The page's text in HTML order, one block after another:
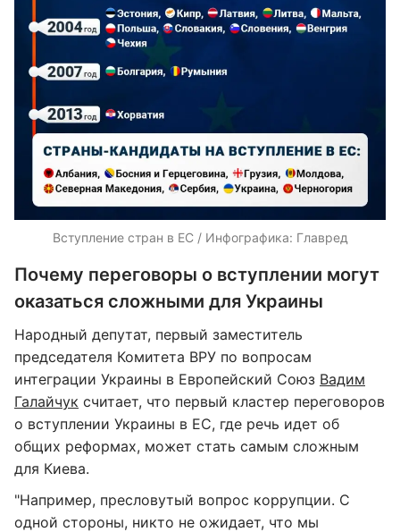
Вступление стран в ЕС / Инфографика: Главред
Почему переговоры о вступлении могут
оказаться сложными для Украины
Народный депутат, первый заместитель
председателя Комитета ВРУ по вопросам
интеграции Украины в Европейский Союз Вадим
Галайчук считает, что первый кластер переговоров
о вступлении Украины в ЕС, где речь идет об
общих реформах, может стать самым сложным
для Киева.
"Например, пресловутый вопрос коррупции. С
одной стороны, никто не ожидает, что мы